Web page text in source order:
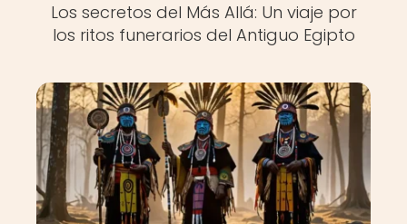
Los secretos del Más Allá: Un viaje por
los ritos funerarios del Antiguo Egipto